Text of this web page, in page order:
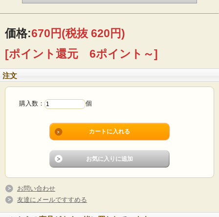
価格:670円(税抜 620円)
[ポイント還元 6ポイント～]
注文
購入数： 個
お問い合わせ
友達にメールですすめる